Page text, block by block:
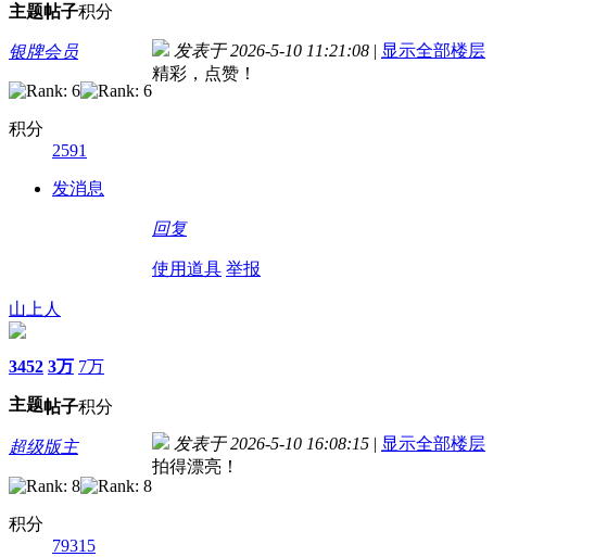
主题帖子积分
银牌会员
积分
2591
发消息
发表于 2026-5-10 11:21:08 | 显示全部楼层
精彩，点赞！
回复
使用道具 举报
山上人
3452
主题
3万
帖子
7万
积分
超级版主
积分
79315
发表于 2026-5-10 16:08:15 | 显示全部楼层
拍得漂亮！